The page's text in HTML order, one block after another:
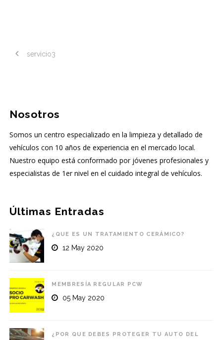
servicio3
Nosotros
Somos un centro especializado en la limpieza y detallado de
vehículos con 10 años de experiencia en el mercado local.
Nuestro equipo está conformado por jóvenes profesionales y
especialistas de 1er nivel en el cuidado integral de vehículos.
Últimas Entradas
¿QUE ES UN TRATAMIENTO CERÁMICO?
12 May 2020
MEMBRESÍA REGULAR PCW
05 May 2020
¿POR QUE DEBES PROTEGER TU AUTO DEL